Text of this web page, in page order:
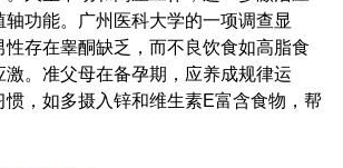
功能。广州医科大学的一项调查显
性存在睾酮缺乏，而不良饮食如高脂食
激。准父母在备孕期，应养成规律运
惯，如多摄入锌和维生素E富含食物，帮